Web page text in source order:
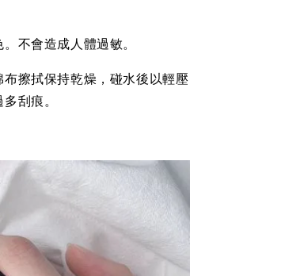
不會造成人體過敏。
擦拭保持乾燥，碰水後以輕壓
刮痕。